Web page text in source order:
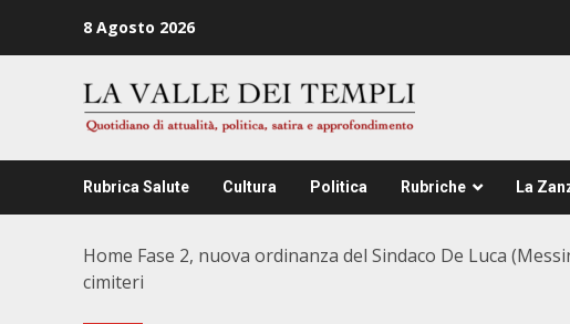
8 Agosto 2026
Rubrica Salute Cultura Politica Rubriche La
Home Fase 2, nuova ordinanza del Sindaco De Luca
cimiteri